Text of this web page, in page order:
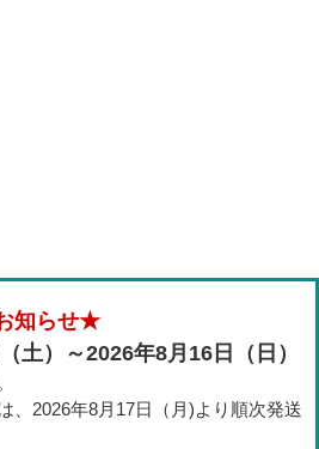
知らせ★
土）～2026年8月16日（日）
、2026年8月17日（月)より順次発送